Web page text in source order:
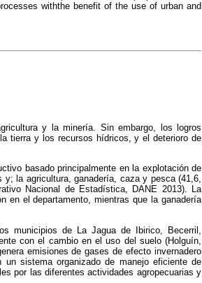
withthe benefit of the use of urban and
y la minería. Sin embargo, los logros
tierra y los recursos hídricos, y el deterioro de
basado principalmente en la explotación de
la agricultura, ganadería, caza y pesca (41,6,
Nacional de Estadística, DANE 2013). La
en el departamento, mientras que la ganadería
municipios de La Jagua de Ibirico, Becerril,
con el cambio en el uso del suelo (Holguín,
emisiones de gases de efecto invernadero
sistema organizado de manejo eficiente de
por las diferentes actividades agropecuarias y